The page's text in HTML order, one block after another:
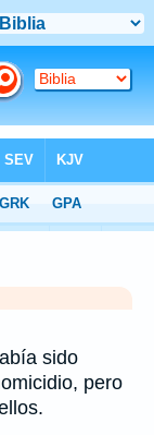
sido
pero